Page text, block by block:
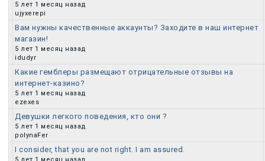
Обычная тема
5 лет 1 месяц назад
ujyxerepi
Обычная тема
Вам нужны качественные аккаунты? Заходите в наш интернет
магазин!
5 лет 1 месяц назад
idudyr
Обычная тема
Какие гемблеры размещают отрицательные отзывы на
интернет-казино?
5 лет 1 месяц назад
ezexes
Обычная тема
Девушки легкого поведения, кто они ?
5 лет 1 месяц назад
polynaFer
I consider, that you are not right. I am assured.